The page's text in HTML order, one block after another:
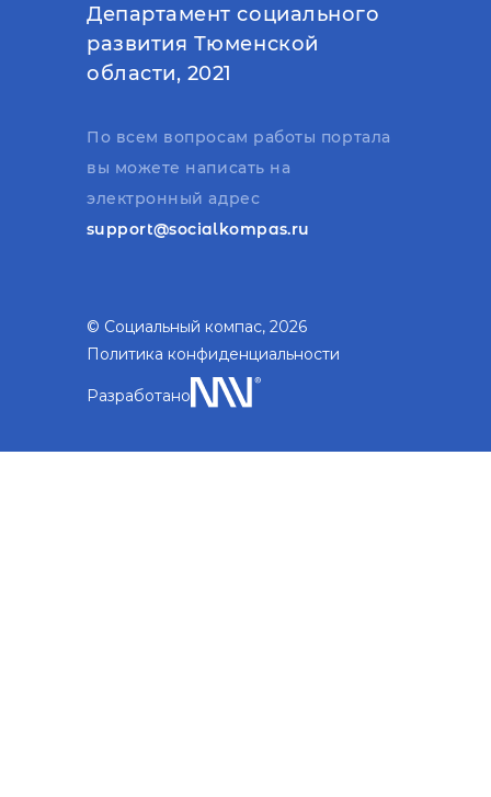
Департамент социального
развития Тюменской
области, 2021
По всем вопросам работы портала
вы можете написать на
электронный адрес
support@socialkompas.ru
© Социальный компас, 2026
Политика конфиденциальности
Разработано